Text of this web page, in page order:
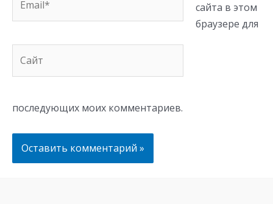
сайта в этом
браузере для
последующих моих комментариев.